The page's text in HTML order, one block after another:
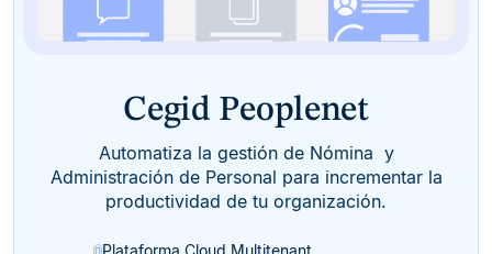
Cegid Peoplenet
Automatiza la gestión de Nómina y
Administración de Personal para incrementar la
productividad de tu organización.
Plataforma Cloud Multitenant